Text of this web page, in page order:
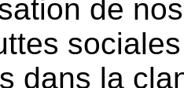
de
dans la